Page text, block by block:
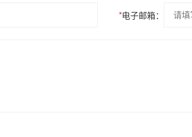
*电子邮箱：